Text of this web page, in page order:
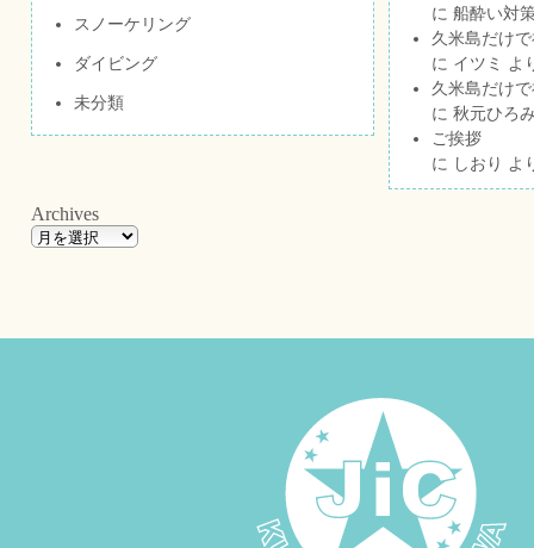
スノーケリング
ダイビング
未分類
に 船酔い対
久米島だけ
に イツミ
よ
久米島だけ
に 秋元ひろ
ご挨拶
に しおり よ
Archives